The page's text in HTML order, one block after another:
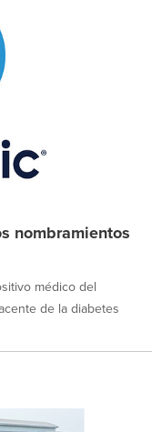
nombramientos
médico del
de la diabetes